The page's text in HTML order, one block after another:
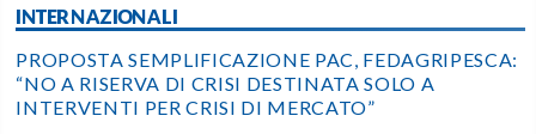
INTERNAZIONALI
PROPOSTA SEMPLIFICAZIONE PAC, FEDAGRIPESCA:
“NO A RISERVA DI CRISI DESTINATA SOLO A
INTERVENTI PER CRISI DI MERCATO”